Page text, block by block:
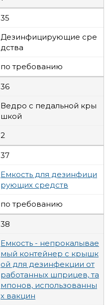
35
Дезинфицирующие сре
дства
по требованию
36
Ведро с педальной кры
шкой
2
37
Емкость для дезинфици
рующих средств
по требованию
38
Емкость - непрокалывае
мый контейнер с крышк
ой для дезинфекции от
работанных шприцев, та
мпонов, использованны
х вакцин